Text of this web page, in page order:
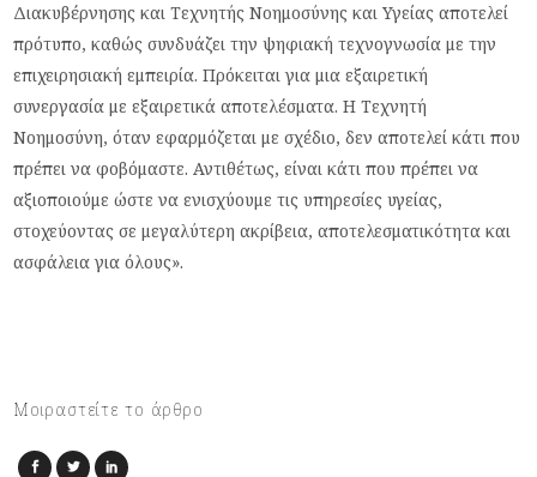
Διακυβέρνησης και Τεχνητής Νοημοσύνης και Υγείας αποτελεί
πρότυπο, καθώς συνδυάζει την ψηφιακή τεχνογνωσία με την
επιχειρησιακή εμπειρία. Πρόκειται για μια εξαιρετική
συνεργασία με εξαιρετικά αποτελέσματα. Η Τεχνητή
Νοημοσύνη, όταν εφαρμόζεται με σχέδιο, δεν αποτελεί κάτι που
πρέπει να φοβόμαστε. Αντιθέτως, είναι κάτι που πρέπει να
αξιοποιούμε ώστε να ενισχύουμε τις υπηρεσίες υγείας,
στοχεύοντας σε μεγαλύτερη ακρίβεια, αποτελεσματικότητα και
ασφάλεια για όλους».
Μοιραστείτε το άρθρο